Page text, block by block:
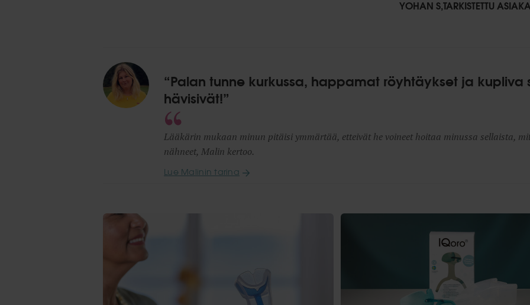
YOHAN S,TARKISTETTU
“Palan tunne kurkussa, happamat röyhtäykset ja kupliva
hävisivät!”
Lääkärin mukaan minun pitäisi ymmärtää, etteivät he voineet hoitaa minussa sellaista,
nähneet, Malin kertoo.
Lue Malinin tarina